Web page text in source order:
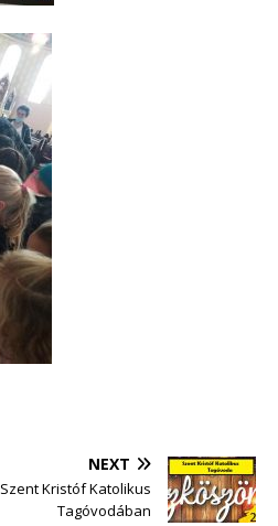
NEXT
Kristóf Katolikus
Tagóvodában